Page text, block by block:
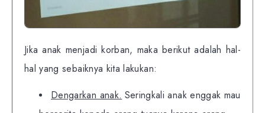
Jika anak menjadi korban, maka berikut adalah hal-
hal yang sebaiknya kita lakukan:
Dengarkan anak. Seringkali anak enggak mau